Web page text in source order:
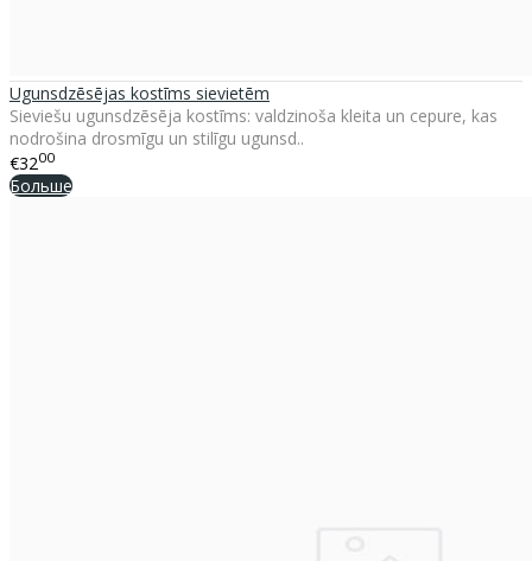
Ugunsdzēsējas kostīms sievietēm
Sieviešu ugunsdzēsēja kostīms: valdzinoša kleita un cepure, kas
nodrošina drosmīgu un stilīgu ugunsd..
€3200
Больше